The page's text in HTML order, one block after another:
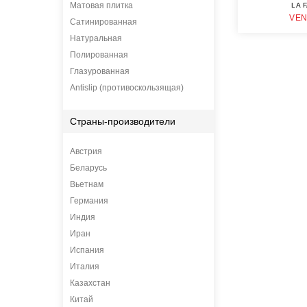
Матовая плитка
Сатинированная
Натуральная
Полированная
Глазурованная
Antislip (противоскользящая)
Страны-производители
Австрия
Беларусь
Вьетнам
Германия
Индия
Иран
Испания
Италия
Казахстан
Китай
LA